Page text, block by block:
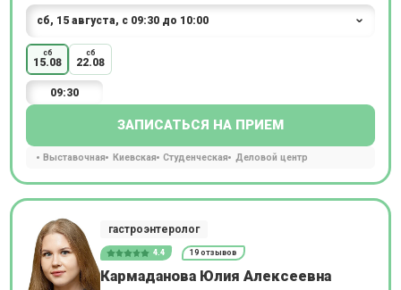
сб
15.08
сб
22.08
09:30
ЗАПИСАТЬСЯ НА ПРИЕМ
Выставочная Киевская Студенческая Деловой центр
гастроэнтеролог
4.4 19 отзывов
Кармаданова Юлия Алексеевна